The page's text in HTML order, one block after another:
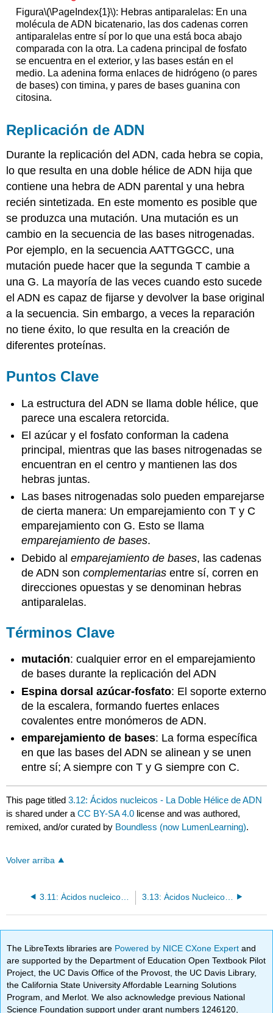
Figura\(\PageIndex{1}\): Hebras antiparalelas: En una
molécula de ADN bicatenario, las dos cadenas corren
antiparalelas entre sí por lo que una está boca abajo
comparada con la otra. La cadena principal de fosfato
se encuentra en el exterior, y las bases están en el
medio. La adenina forma enlaces de hidrógeno (o pares
de bases) con timina, y pares de bases guanina con
citosina.
Replicación de ADN
Durante la replicación del ADN, cada hebra se copia,
lo que resulta en una doble hélice de ADN hija que
contiene una hebra de ADN parental y una hebra
recién sintetizada. En este momento es posible que
se produzca una mutación. Una mutación es un
cambio en la secuencia de las bases nitrogenadas.
Por ejemplo, en la secuencia AATTGGCC, una
mutación puede hacer que la segunda T cambie a
una G. La mayoría de las veces cuando esto sucede
el ADN es capaz de fijarse y devolver la base original
a la secuencia. Sin embargo, a veces la reparación
no tiene éxito, lo que resulta en la creación de
diferentes proteínas.
Puntos Clave
La estructura del ADN se llama doble hélice, que
parece una escalera retorcida.
El azúcar y el fosfato conforman la cadena
principal, mientras que las bases nitrogenadas se
encuentran en el centro y mantienen las dos
hebras juntas.
Las bases nitrogenadas solo pueden emparejarse
de cierta manera: Un emparejamiento con T y C
emparejamiento con G. Esto se llama
emparejamiento de bases.
Debido alemparejamiento de bases, las cadenas
de ADN soncomplementarias entre sí, corren en
direcciones opuestas y se denominan hebras
antiparalelas.
Términos Clave
mutación: cualquier error en el emparejamiento
de bases durante la replicación del ADN
Espina dorsal azúcar-fosfato: El soporte externo
de la escalera, formando fuertes enlaces
covalentes entre monómeros de ADN.
emparejamiento de bases: La forma específica
en que las bases del ADN se alinean y se unen
entre sí; A siempre con T y G siempre con C.
This page titled3.12: Ácidos nucleicos - La Doble Hélice de ADN
is shared under aCC BY-SA 4.0 license and was authored,
remixed, and/or curated by Boundless (now LumenLearning).
Volver arriba
3.11: Ácidos nucleicos - ADN y ARN 3.13: Ácidos Nucleicos - Envasado de ADN
The LibreTexts libraries are Powered by NICE CXone Expertand
are supported by the Department of Education Open Textbook Pilot
Project, the UC Davis Office of the Provost, the UC Davis Library,
the California State University Affordable Learning Solutions
Program, and Merlot. We also acknowledge previous National
Science Foundation support under grant numbers 1246120,